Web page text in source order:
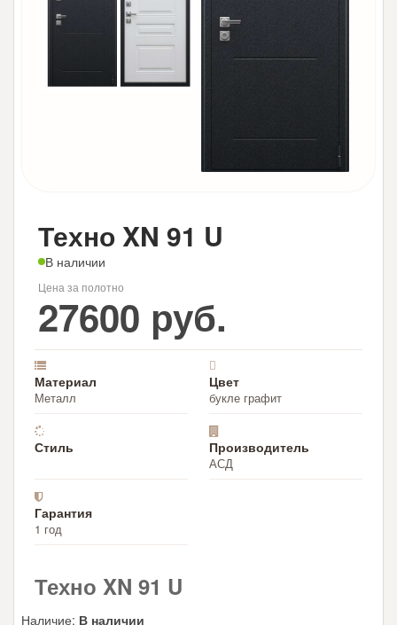
Техно XN 91 U
В наличии
Цена за полотно
27600 руб.
Материал
Металл
Цвет
букле графит
Стиль Производитель
АСД
Гарантия
1 год
Техно XN 91 U
Наличие: В наличии